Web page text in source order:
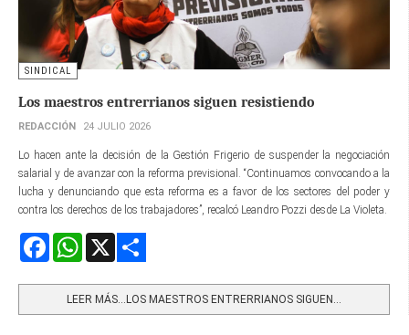
SINDICAL
Los maestros entrerrianos siguen resistiendo
REDACCIÓN 24 JULIO 2026
Lo hacen ante la decisión de la Gestión Frigerio de suspender la negociación
salarial y de avanzar con la reforma previsional. “Continuamos convocando a la
lucha y denunciando que esta reforma es a favor de los sectores del poder y
contra los derechos de los trabajadores”, recalcó Leandro Pozzi desde La Violeta.
FacebookWhatsApp
LEER MÁS…LOS MAESTROS ENTRERRIANOS SIGUEN...